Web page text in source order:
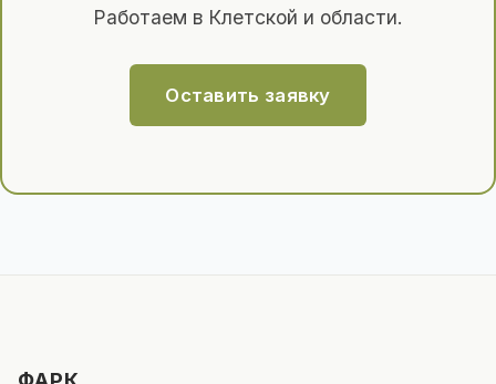
Работаем в Клетской и области.
Оставить заявку